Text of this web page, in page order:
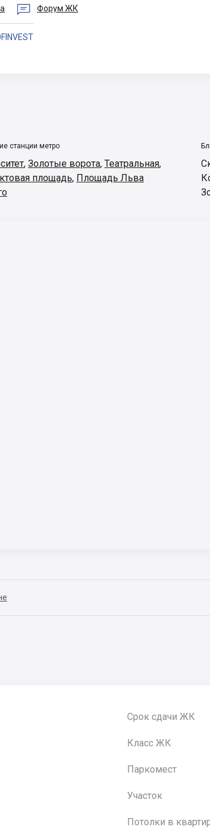
 Форум ЖК
станции метро
, Золотые ворота, Театральная,
площадь, Площадь Льва
Срок сдачи ЖК
Класс ЖК
Паркомест
Участок
Потолки в